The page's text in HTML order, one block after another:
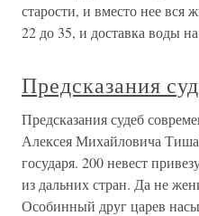
старости, и вместо нее вся
22 до 35, и доставка воды на
Предсказания
Предсказания судеб
Алексея Михайловича
государя. 200 невест
из дальних стран. Да не
Особинный друг царев